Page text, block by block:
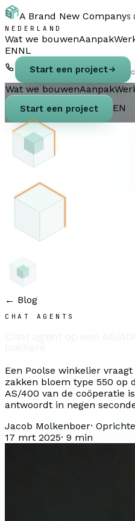
A Brand New Company
NEDERLAND
Wat we bouwenAanpak
ENNL
Start een project
Wat we bouwenAanpak
Start een project EN
← Blog
CHAT AGENTS
Een Poolse winkelier
zakken bloem type 550 op
AS/400 van de coöperatie
antwoordt in negen
Jacob Molkenboer·
17 mrt 2025· 9 min